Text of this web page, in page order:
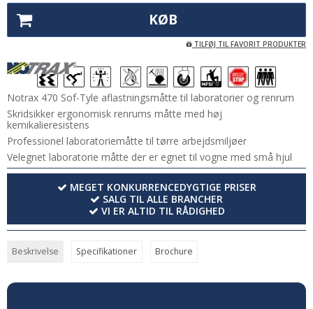
KØB
TILFØJ TIL FAVORIT PRODUKTER
Notrax 470 Sof-Tyle aflastningsmåtte til laboratorier og renrum
Skridsikker ergonomisk renrums måtte med høj
kemikalieresistens
Professionel laboratoriemåtte til tørre arbejdsmiljøer
Velegnet laboratorie måtte der er egnet til vogne med små hjul
MEGET KONKURRENCEDYGTIGE PRISER
SALG TIL ALLE BRANCHER
VI ER ALTID TIL RÅDIGHED
Beskrivelse Specifikationer Brochure